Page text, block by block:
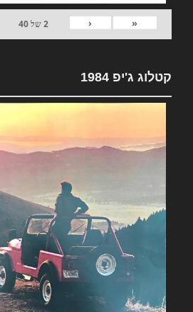
«
‹
2של40
קטלוג ג'יפ 1984